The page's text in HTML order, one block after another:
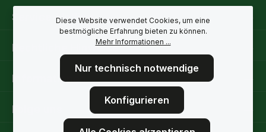
Service-Hotline
Rechtliche Hinweise
Informationen
Folge uns
Diese Website verwendet Cookies, um eine
bestmögliche Erfahrung bieten zu können.
Mehr Informationen ...
Nur technisch notwendige
Konfigurieren